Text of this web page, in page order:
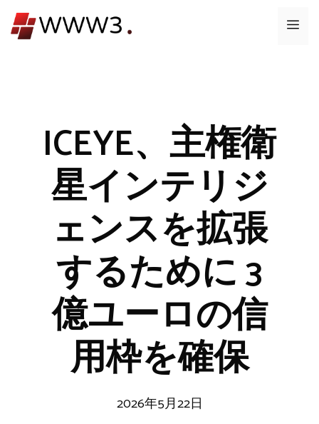
ン
メ
ICEYE、主権衛
星インテリジ
ェンスを拡張
するために 3
億ユーロの信
用枠を確保
2026年5月22日